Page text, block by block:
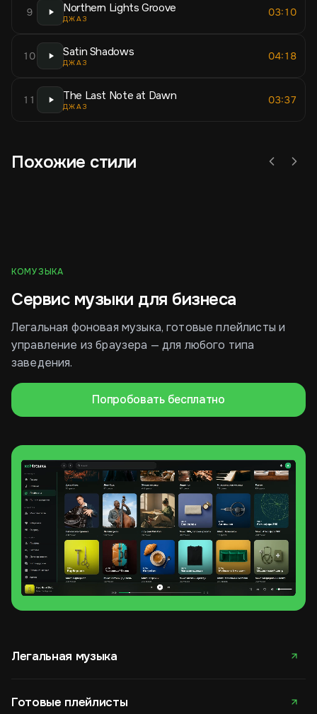
9 Northern Lights Groove
ДЖАЗ
03:10
10 Satin Shadows
ДЖАЗ
04:18
11 The Last Note at Dawn
ДЖАЗ
03:37
Похожие стили
КОМУЗЫКА
Сервис музыки для бизнеса
Легальная фоновая музыка, готовые плейлисты и
управление из браузера — для любого типа
заведения.
Попробовать бесплатно
Легальная музыка
Готовые плейлисты